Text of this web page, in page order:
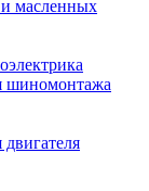
масленных
шиномонтажа